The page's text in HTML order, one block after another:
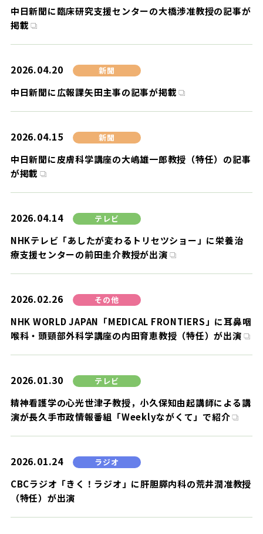
中日新聞に臨床研究支援センターの大橋渉准教授の記事が
掲載
2026.04.20 新聞
中日新聞に広報課矢田主事の記事が掲載
2026.04.15 新聞
中日新聞に皮膚科学講座の大嶋雄一郎教授（特任）の記事
が掲載
2026.04.14 テレビ
NHKテレビ「あしたが変わるトリセツショー」に栄養治
療支援センターの前田圭介教授が出演
2026.02.26 その他
NHK WORLD JAPAN「MEDICAL FRONTIERS」に耳鼻咽
喉科・頭頸部外科学講座の内田育恵教授（特任）が出演
2026.01.30 テレビ
精神看護学の心光世津子教授，小久保知由起講師による講
演が長久手市政情報番組「Weeklyながくて」で紹介
2026.01.24 ラジオ
CBCラジオ「きく！ラジオ」に肝胆膵内科の荒井潤准教授
（特任）が出演